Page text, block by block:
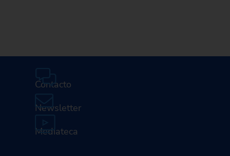
Contacto
Newsletter
Mediateca